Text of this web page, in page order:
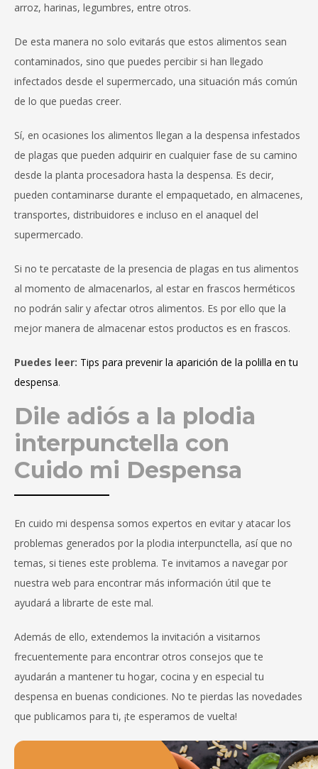
arroz, harinas, legumbres, entre otros.
De esta manera no solo evitarás que estos alimentos sean
contaminados, sino que puedes percibir si han llegado
infectados desde el supermercado, una situación más común
de lo que puedas creer.
Sí, en ocasiones los alimentos llegan a la despensa infestados
de plagas que pueden adquirir en cualquier fase de su camino
desde la planta procesadora hasta la despensa. Es decir,
pueden contaminarse durante el empaquetado, en almacenes,
transportes, distribuidores e incluso en el anaquel del
supermercado.
Si no te percataste de la presencia de plagas en tus alimentos
al momento de almacenarlos, al estar en frascos herméticos
no podrán salir y afectar otros alimentos. Es por ello que la
mejor manera de almacenar estos productos es en frascos.
Puedes leer: Tips para prevenir la aparición de la polilla en tu
despensa.
Dile adiós a la plodia
interpunctella con
Cuido mi Despensa
En cuido mi despensa somos expertos en evitar y atacar los
problemas generados por la plodia interpunctella, así que no
temas, si tienes este problema. Te invitamos a navegar por
nuestra web para encontrar más información útil que te
ayudará a librarte de este mal.
Además de ello, extendemos la invitación a visitarnos
frecuentemente para encontrar otros consejos que te
ayudarán a mantener tu hogar, cocina y en especial tu
despensa en buenas condiciones. No te pierdas las novedades
que publicamos para ti, ¡te esperamos de vuelta!